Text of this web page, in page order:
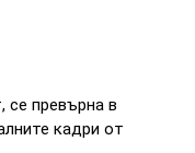
се превърна в
кадри от